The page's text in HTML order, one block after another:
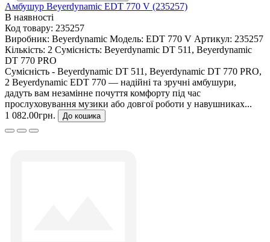
Амбушур Beyerdynamic EDT 770 V (235257)
В наявності
Код товару: 235257
Виробник: Beyerdynamic Модель: EDT 770 V Артикул: 235257
Кількість: 2 Сумісність: Beyerdynamic DT 511, Beyerdynamic
DT 770 PRO
Сумісність - Beyerdynamic DT 511, Beyerdynamic DT 770 PRO,
2 Beyerdynamic EDT 770 — надійні та зручні амбушури,
дадуть вам незамінне почуття комфорту під час
прослуховування музики або довгої роботи у навушниках...
1 082.00грн.
До кошика